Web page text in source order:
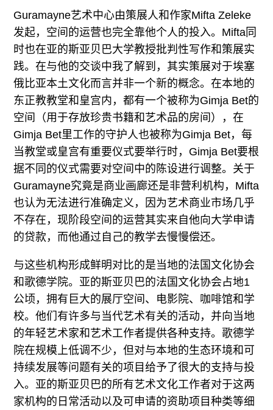
Guramayne艺术中心由策展人和作家Mifta Zeleke
发起，空间的运营也完全靠他个人的投入。Mifta同
时也在亚的斯亚贝巴大学教授批判性写作和策展实
践。在与他的交谈中我了解到，其实策展对于埃塞
俄比亚本土文化而言并非一个新的概念。在本地的
东正教教堂和皇宫内，都有一个被称为Gimja Bet的
空间（用于存放珍贵书籍和艺术品的房间），在
Gimja Bet里工作的守护人也被称为Gimja Bet，每
当教堂或皇宫有重要仪式要举行时，Gimja Bet要根
据不同的仪式需要对空间中的陈设进行调整。关于
Guramayne究竟是商业画廊还是非营利机构，Mifta
也认为无法进行准确定义，因为艺术商业市场几乎
不存在，现阶段空间的运营其实来自他向大学申请
的贷款，而他通过自己的教学去慢慢偿还。
与这些机构形成鲜明对比的是当地的法国文化协会
和歌德学院。亚的斯亚贝巴的法国文化协会占地1
公顷，拥有巨大的展厅空间、电影院、咖啡馆和学
校。他们有许多与当代艺术有关的活动，并向当地
的年轻艺术家和艺术工作者提供各种支持。歌德学
院在规模上低调不少，但对与本地的生态环境和可
持续发展等问题有关的项目给予了很大的支持与投
入。亚的斯亚贝巴的所有艺术文化工作者对于这两
家机构的日常活动以及可申请的资助项目种类等细